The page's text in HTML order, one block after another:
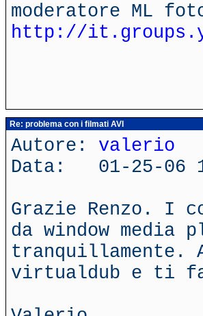
moderatore ML
http://
Re: problema con i filmati AVI
Autore: valerio
Data: 01-25-06
Grazie Renzo. I
da window
tranquillamente.
virtualdub e ti